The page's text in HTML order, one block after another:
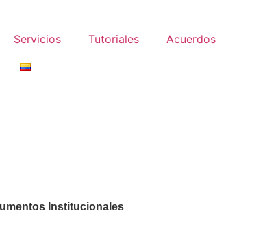
Servicios Tutoriales Acuerdos
Institucionales